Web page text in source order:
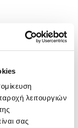
λειτουργιών
σας